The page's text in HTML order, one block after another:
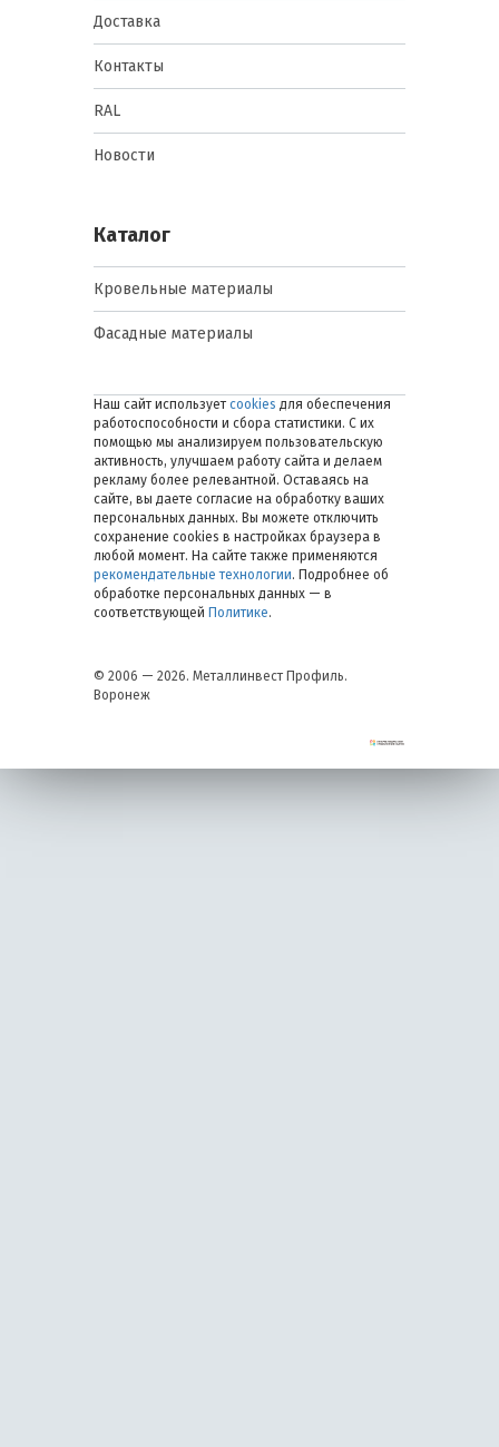
Доставка
Контакты
RAL
Новости
Каталог
Кровельные материалы
Фасадные материалы
Наш сайт использует cookies для обеспечения
работоспособности и сбора статистики. С их
помощью мы анализируем пользовательскую
активность, улучшаем работу сайта и делаем
рекламу более релевантной. Оставаясь на
сайте, вы даете согласие на обработку ваших
персональных данных. Вы можете отключить
сохранение cookies в настройках браузера в
любой момент. На сайте также применяются
рекомендательные технологии. Подробнее об
обработке персональных данных — в
соответствующей Политике.
© 2006 — 2026. Металлинвест Профиль.
Воронеж